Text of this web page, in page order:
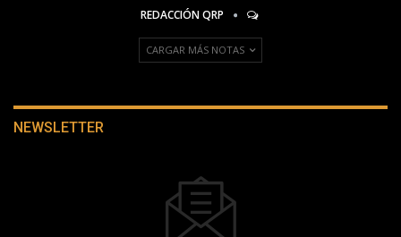
REDACCIÓN QRP
CARGAR MÁS NOTAS
NEWSLETTER